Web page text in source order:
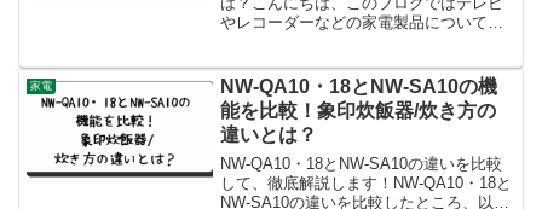
やレコーダーなどの家電製品について紹
ご紹介します。画質や音質についてもお
伝えし...
家電
NW-QA10・18とNW-SA10の機
能を比較！象印炊飯器/炊き方の
違いとは？
NW-QA10・18とNW-SA10の違いを比較
して、徹底解説します！NW-QA10・18と
NW-SA10の違いを比較したところ、以下